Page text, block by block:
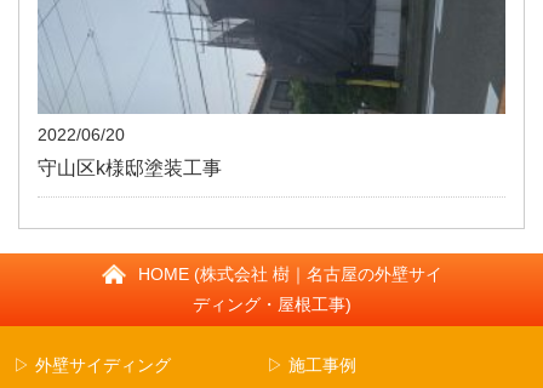
2022/06/20
守山区k様邸塗装工事
HOME (株式会社 樹｜名古屋の外壁サイ
ディング・屋根工事)
▷ 外壁サイディング ▷ 施工事例